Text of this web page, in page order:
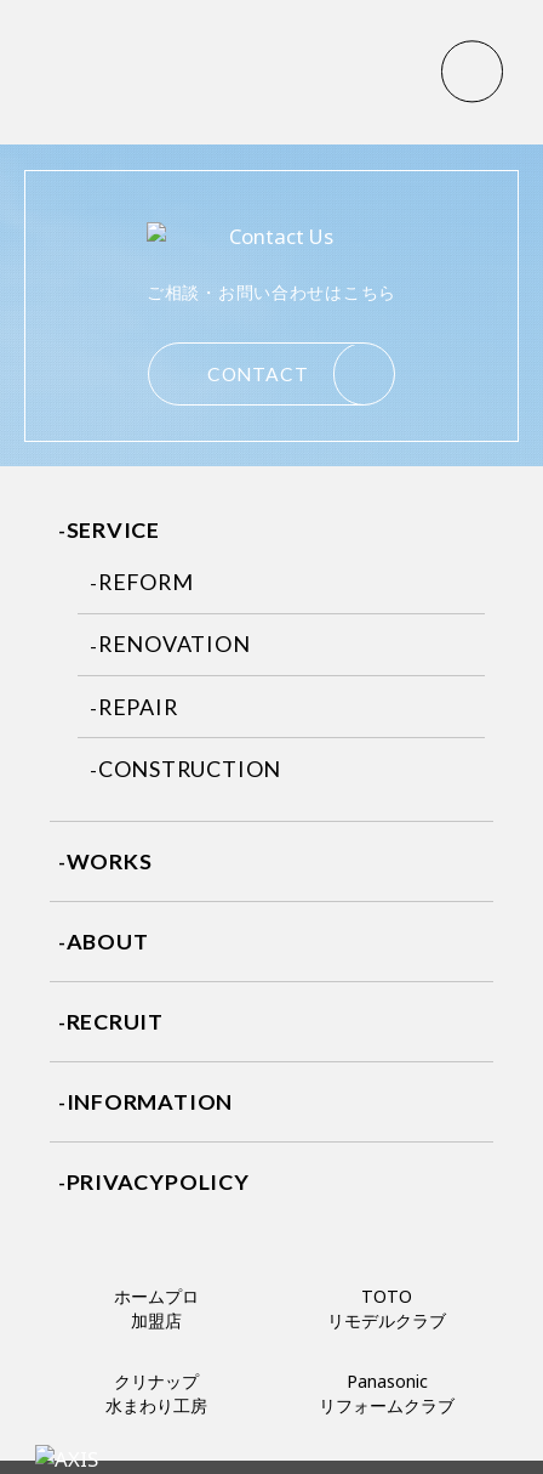
ご相談・お問い合わせはこちら
CONTACT
ホームプロ
加盟店
TOTO
リモデルクラブ
クリナップ
水まわり工房
Panasonic
リフォームクラブ
SERVICE
REFORM
RENOVATION
REPAIR
CONSTRUCTION
WORKS
ABOUT
RECRUIT
INFORMATION
PRIVACYPOLICY